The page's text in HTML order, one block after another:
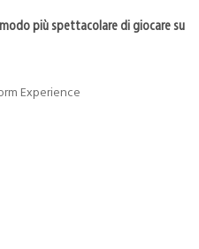
più spettacolare di giocare su
Experience